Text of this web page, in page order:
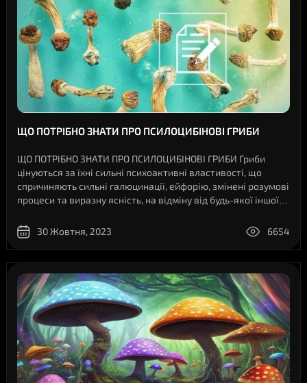
ЩО ПОТРІБНО ЗНАТИ ПРО ПСИЛОЦИБІНОВІ ГРИБИ
ЩО ПОТРІБНО ЗНАТИ ПРО ПСИЛОЦИБІНОВІ ГРИБИ Гриби
цінуються за їхні сильні психоактивні властивості, що
спричиняють сильні галюцинації, ейфорію, змінені розумові
процеси та виразну ясність, на відміну від будь-якої іншої
їхнє різне застосування,..
30 Жовтня, 2023 6654